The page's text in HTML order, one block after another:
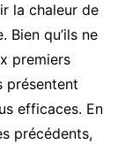
la chaleur de
Bien qu’ils ne
premiers
présentent
efficaces. En
précédents,